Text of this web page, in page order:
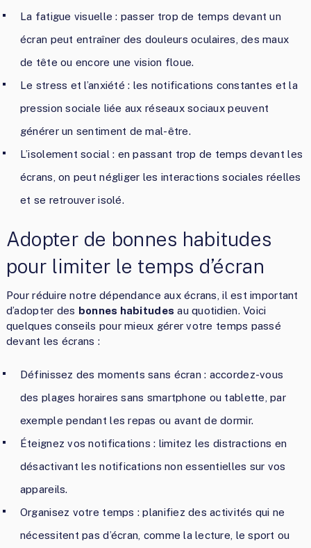
La fatigue visuelle : passer trop de temps devant un
écran peut entraîner des douleurs oculaires, des maux
de tête ou encore une vision floue.
Le stress et l’anxiété : les notifications constantes et la
pression sociale liée aux réseaux sociaux peuvent
générer un sentiment de mal-être.
L’isolement social : en passant trop de temps devant les
écrans, on peut négliger les interactions sociales réelles
et se retrouver isolé.
Adopter de bonnes habitudes
pour limiter le temps d’écran
Pour réduire notre dépendance aux écrans, il est important
d’adopter des bonnes habitudes au quotidien. Voici
quelques conseils pour mieux gérer votre temps passé
devant les écrans :
Définissez des moments sans écran : accordez-vous
des plages horaires sans smartphone ou tablette, par
exemple pendant les repas ou avant de dormir.
Éteignez vos notifications : limitez les distractions en
désactivant les notifications non essentielles sur vos
appareils.
Organisez votre temps : planifiez des activités qui ne
nécessitent pas d’écran, comme la lecture, le sport ou